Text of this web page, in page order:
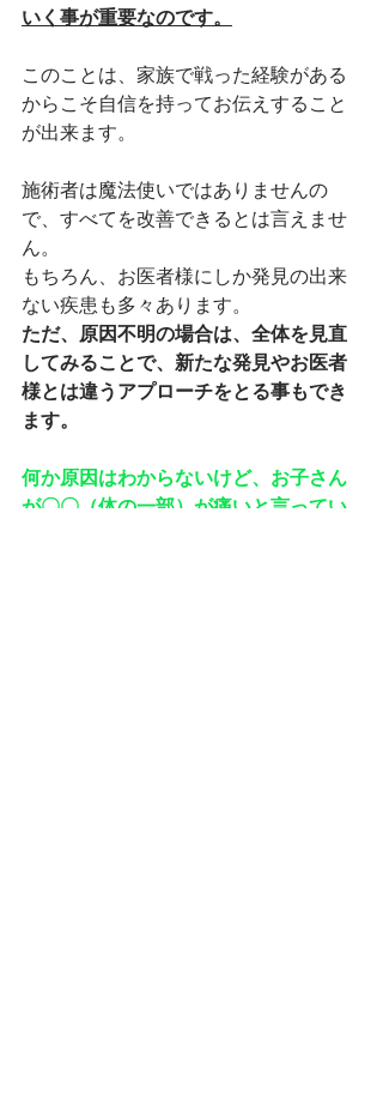
いく事が重要なのです。
このことは、家族で戦った経験がある
からこそ自信を持ってお伝えすること
が出来ます。
施術者は魔法使いではありませんの
で、すべてを改善できるとは言えませ
ん。
もちろん、お医者様にしか発見の出来
ない疾患も多々あります。
ただ、原因不明の場合は、全体を見直
してみることで、新たな発見やお医者
様とは違うアプローチをとる事もでき
ます。
何か原因はわからないけど、お子さん
が〇〇（体の一部）が痛いと言ってい